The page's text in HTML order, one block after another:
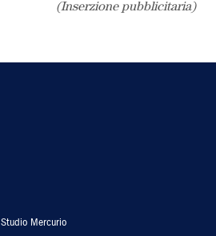
(Inserzione pubblicitaria)
Studio Mercurio